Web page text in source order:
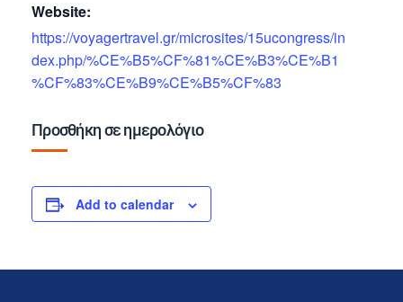
Website:
https://voyagertravel.gr/microsites/15ucongress/in
dex.php/%CE%B5%CF%81%CE%B3%CE%B1
%CF%83%CE%B9%CE%B5%CF%83
Προσθήκη σε ημερολόγιο
Add to calendar